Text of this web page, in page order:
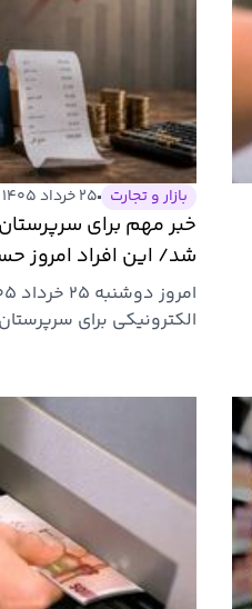
بازار و تجارت ۲۵ خرداد ۱۴۰۵
خبر مهم برای سرپرستان
شد/ این افراد امروز